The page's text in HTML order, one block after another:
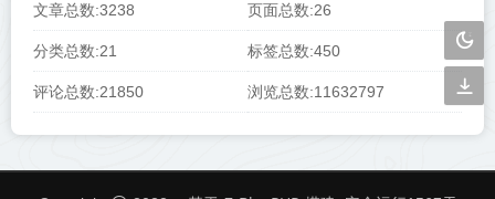
文章总数:3238 页面总数:26
分类总数:21 标签总数:450
评论总数:21850 浏览总数:11632797